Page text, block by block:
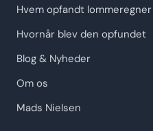
Hvem opfandt lommeregner
Hvornår blev den opfundet
Blog & Nyheder
Om os
Mads Nielsen